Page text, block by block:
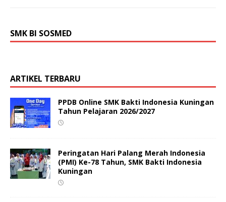
SMK BI SOSMED
ARTIKEL TERBARU
PPDB Online SMK Bakti Indonesia Kuningan
Tahun Pelajaran 2026/2027
Peringatan Hari Palang Merah Indonesia
(PMI) Ke-78 Tahun, SMK Bakti Indonesia
Kuningan